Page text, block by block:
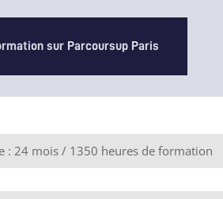
sur Parcoursup Paris
: 24 mois / 1350 heures de formation